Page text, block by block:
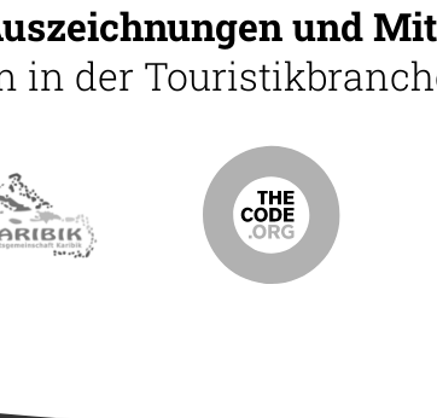
und
in der